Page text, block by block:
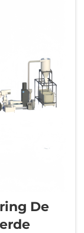
De